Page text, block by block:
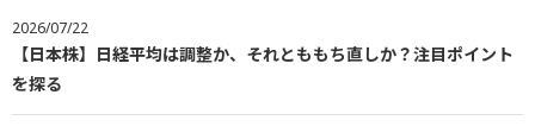
2026/07/22
【日本株】日経平均は調整か、それとももち直しか？注目ポイント
を探る